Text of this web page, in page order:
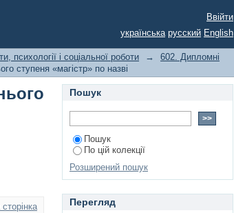
ступеня «магістр» по
Ввійти
українська русский English
психології і соціальної роботи →
602. Дипломні
ступеня «магістр» по назві
Пошук
Пошук
По цій колекції
Розширений пошук
Перегляд